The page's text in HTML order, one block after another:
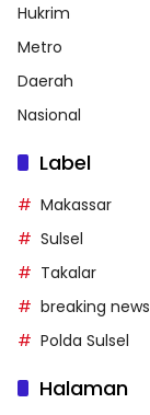
Hukrim
Metro
Daerah
Nasional
Label
Makassar
Sulsel
Takalar
breaking news
Polda Sulsel
Halaman